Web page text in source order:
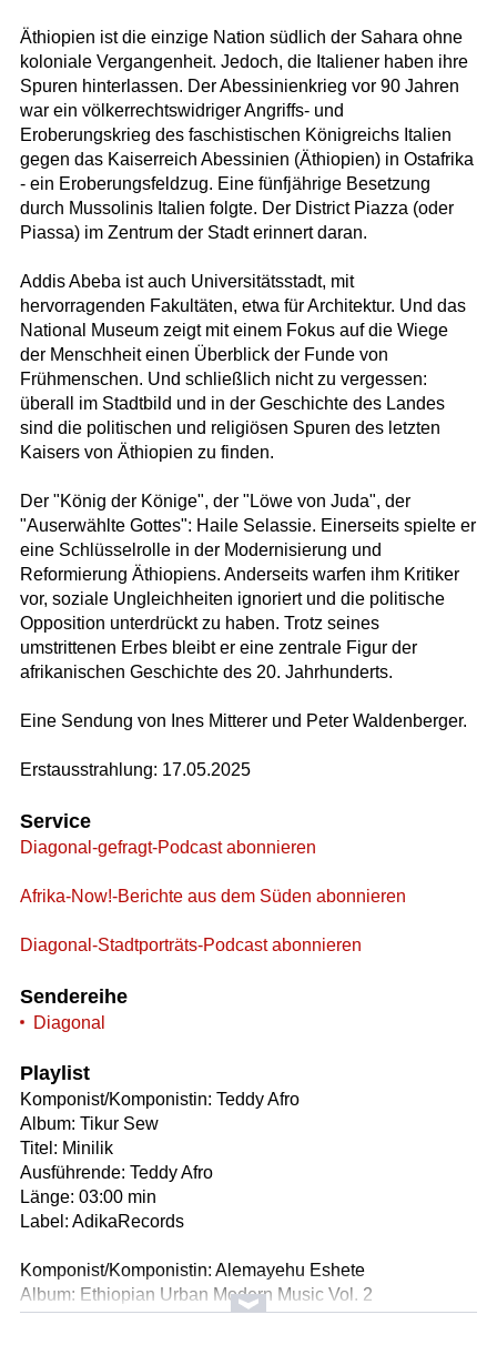
Äthiopien ist die einzige Nation südlich der Sahara ohne
koloniale Vergangenheit. Jedoch, die Italiener haben ihre
Spuren hinterlassen. Der Abessinienkrieg vor 90 Jahren
war ein völkerrechtswidriger Angriffs- und
Eroberungskrieg des faschistischen Königreichs Italien
gegen das Kaiserreich Abessinien (Äthiopien) in Ostafrika
- ein Eroberungsfeldzug. Eine fünfjährige Besetzung
durch Mussolinis Italien folgte. Der District Piazza (oder
Piassa) im Zentrum der Stadt erinnert daran.
Addis Abeba ist auch Universitätsstadt, mit
hervorragenden Fakultäten, etwa für Architektur. Und das
National Museum zeigt mit einem Fokus auf die Wiege
der Menschheit einen Überblick der Funde von
Frühmenschen. Und schließlich nicht zu vergessen:
überall im Stadtbild und in der Geschichte des Landes
sind die politischen und religiösen Spuren des letzten
Kaisers von Äthiopien zu finden.
Der "König der Könige", der "Löwe von Juda", der
"Auserwählte Gottes": Haile Selassie. Einerseits spielte er
eine Schlüsselrolle in der Modernisierung und
Reformierung Äthiopiens. Anderseits warfen ihm Kritiker
vor, soziale Ungleichheiten ignoriert und die politische
Opposition unterdrückt zu haben. Trotz seines
umstrittenen Erbes bleibt er eine zentrale Figur der
afrikanischen Geschichte des 20. Jahrhunderts.
Eine Sendung von Ines Mitterer und Peter Waldenberger.
Erstausstrahlung: 17.05.2025
Service
Diagonal-gefragt-Podcast abonnieren
Afrika-Now!-Berichte aus dem Süden abonnieren
Diagonal-Stadtporträts-Podcast abonnieren
Sendereihe
Diagonal
Playlist
Komponist/Komponistin: Teddy Afro
Album: Tikur Sew
Titel: Minilik
Ausführende: Teddy Afro
Länge: 03:00 min
Label: AdikaRecords
Komponist/Komponistin: Alemayehu Eshete
Album: Ethiopian Urban Modern Music Vol. 2
Titel: Addis Abeba Bete